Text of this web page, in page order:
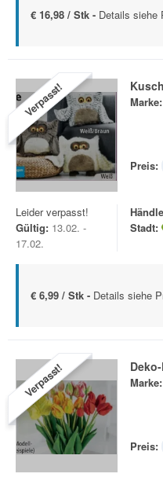
€ 16,98 / Stk - Details siehe
Verpasst! Marke:
Preis:
Leider verpasst!
Gültig: 13.02. -
17.02.
Stadt:
€ 6,99 / Stk - Details siehe
Verpasst! Marke:
Preis: